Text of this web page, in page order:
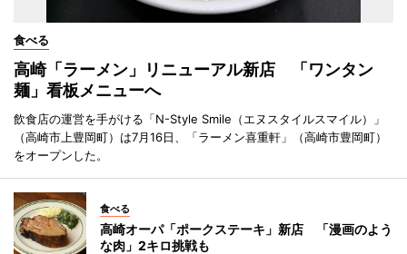
食べる
高崎「ラーメン」リニューアル新店 「ワンタン
麺」看板メニューへ
飲食店の運営を手がける「N-Style Smile（エヌスタイルスマイル）」
（高崎市上豊岡町）は7月16日、「ラーメン喜重軒」（高崎市豊岡町）
をオープンした。
食べる
高崎オーパ「ポークステーキ」新店 「漫画のよう
な肉」2キロ挑戦も